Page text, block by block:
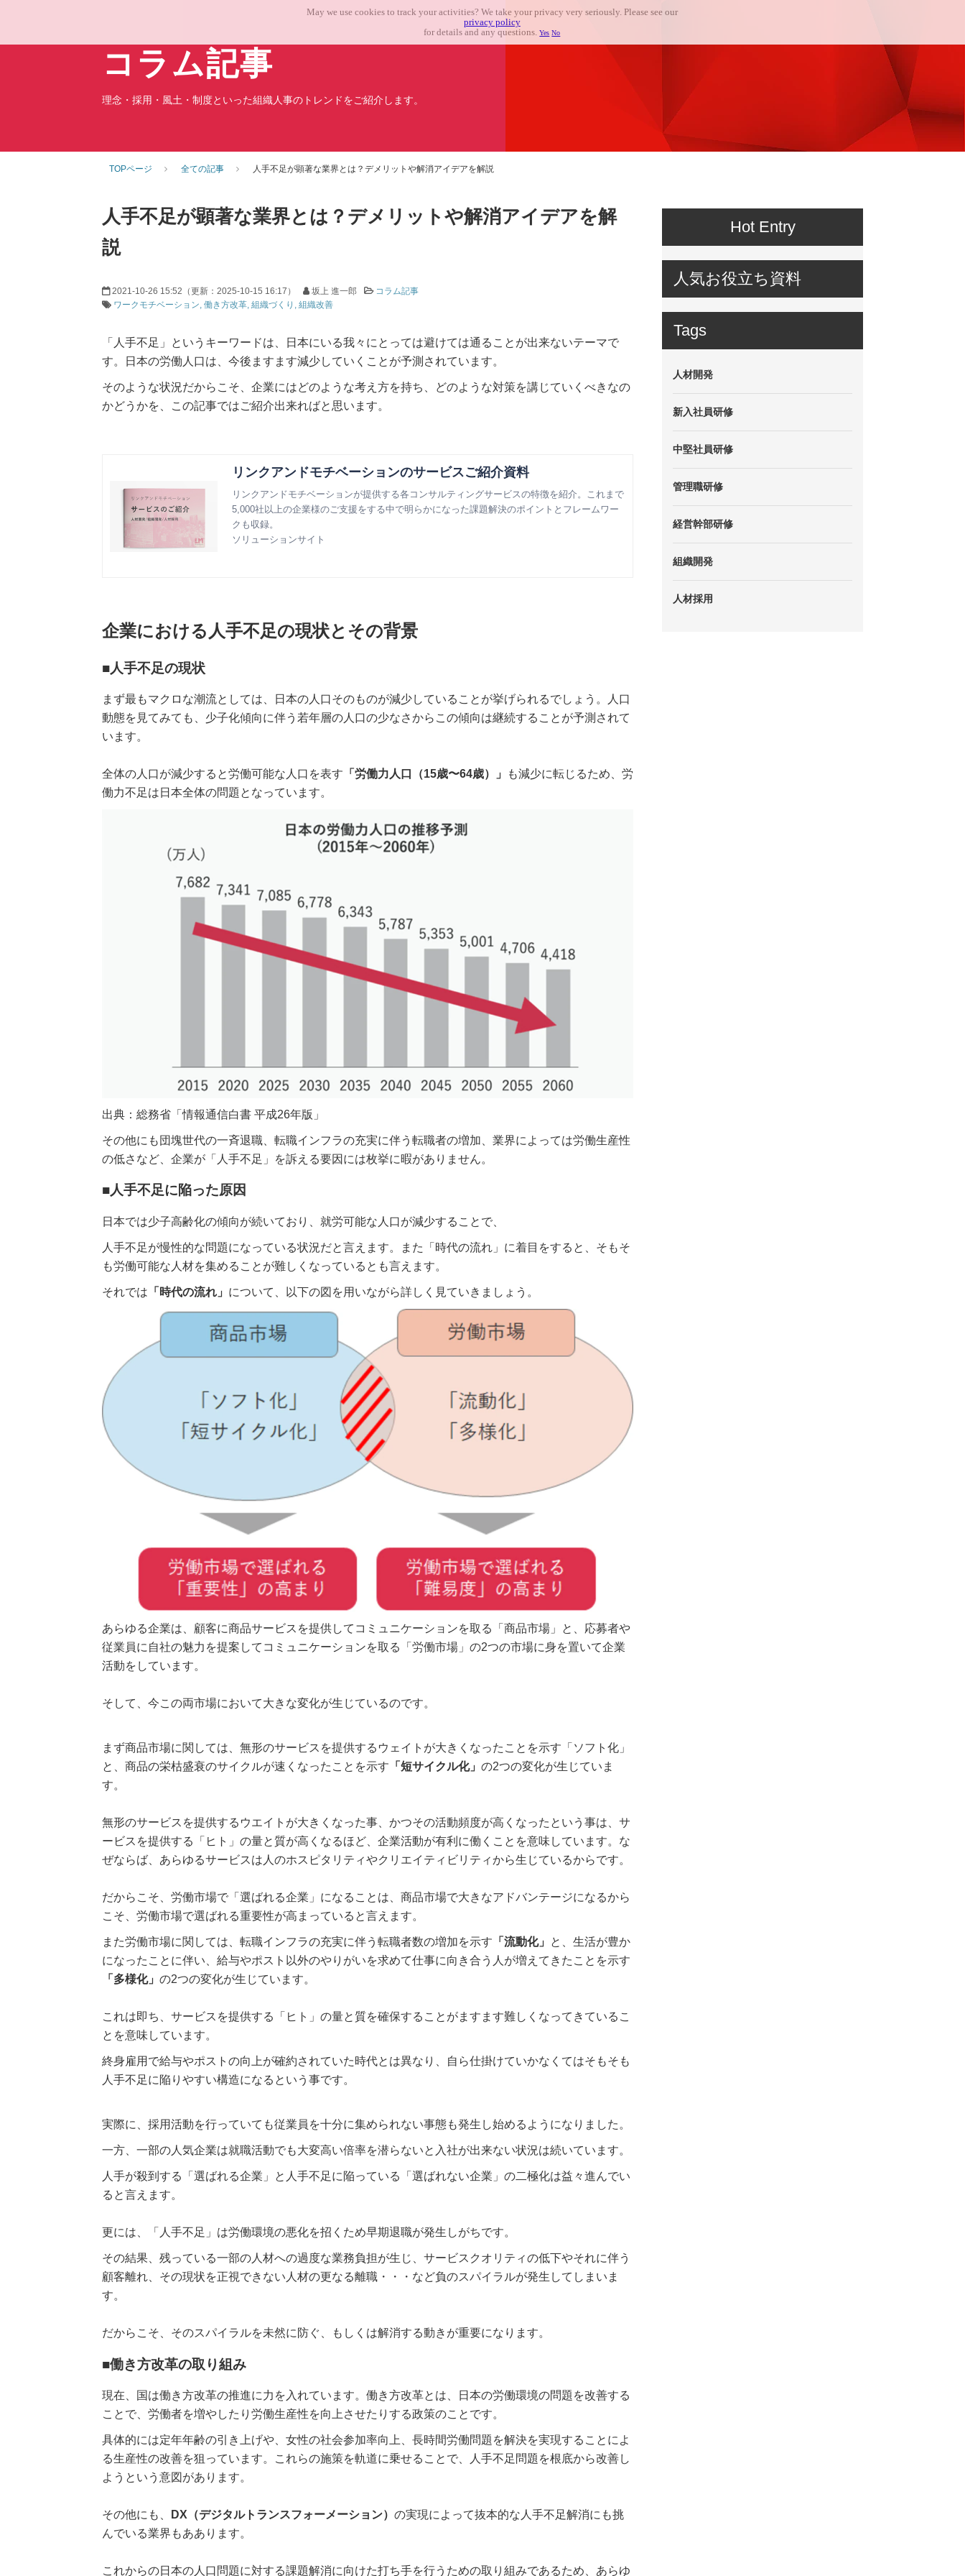
コラム記事
理念・採用・風土・制度といった組織人事のトレンドをご紹介します。
TOPページ 全ての記事 人手不足が顕著な業界とは？デメリットや解消アイデアを解説
人手不足が顕著な業界とは？デメリットや解消アイデアを解
説
2021-10-26 15:52 （更新： 2025-10-15 16:17 ） 坂上 進一郎
コラム記事
ワークモチベーション 働き方改革 組織づくり 組織改善
「人手不足」というキーワードは、日本にいる我々にとっては避けては通ることが出来ないテーマで
す。日本の労働人口は、今後ますます減少していくことが予測されています。
そのような状況だからこそ、企業にはどのような考え方を持ち、どのような対策を講じていくべきなの
かどうかを、この記事ではご紹介出来ればと思います。
リンクアンドモチベーションのサービスご紹介資料
リンクアンドモチベーションが提供する各コンサルティングサービスの特徴を紹介。これまで
5,000社以上の企業様のご支援をする中で明らかになった課題解決のポイントとフレームワー
クも収録。
ソリューションサイト
企業における人手不足の現状とその背景
■人手不足の現状
まず最もマクロな潮流としては、日本の人口そのものが減少していることが挙げられるでしょう。人口
動態を見てみても、少子化傾向に伴う若年層の人口の少なさからこの傾向は継続することが予測されて
います。
全体の人口が減少すると労働可能な人口を表す 「労働力人口（15歳〜64歳）」
も減少に転じるため、労
働力不足は日本全体の問題となっています。
出典：総務省「情報通信白書 平成26年版」
その他にも団塊世代の一斉退職、転職インフラの充実に伴う転職者の増加、業界によっては労働生産性
の低さなど、企業が「人手不足」を訴える要因には枚挙に暇がありません。
■人手不足に陥った原因
日本では少子高齢化の傾向が続いており、就労可能な人口が減少することで、
人手不足が慢性的な問題になっている状況だと言えます。また「時代の流れ」に着目をすると、そもそ
も労働可能な人材を集めることが難しくなっているとも言えます。
それでは 「時代の流れ」 について、以下の図を用いながら詳しく見ていきましょう。
あらゆる企業は、顧客に商品サービスを提供してコミュニケーションを取る「商品市場」と、応募者や
従業員に自社の魅力を提案してコミュニケーションを取る「労働市場」の2つの市場に身を置いて企業
活動をしています。
そして、今この両市場において大きな変化が生じているのです。
まず商品市場に関しては、無形のサービスを提供するウェイトが大きくなったことを示す「ソフト化」
と、商品の栄枯盛衰のサイクルが速くなったことを示す 「短サイクル化」 の2つの変化が生じていま
す。
無形のサービスを提供するウエイトが大きくなった事、かつその活動頻度が高くなったという事は、サ
ービスを提供する「ヒト」の量と質が高くなるほど、企業活動が有利に働くことを意味しています。な
ぜならば、あらゆるサービスは人のホスピタリティやクリエイティビリティから生じているからです。
だからこそ、労働市場で「選ばれる企業」になることは、商品市場で大きなアドバンテージになるから
こそ、労働市場で選ばれる重要性が高まっていると言えます。
また労働市場に関しては、転職インフラの充実に伴う転職者数の増加を示す 「流動化」
と、生活が豊か
になったことに伴い、給与やポスト以外のやりがいを求めて仕事に向き合う人が増えてきたことを示す
「多様化」 の2つの変化が生じています。
これは即ち、サービスを提供する「ヒト」の量と質を確保することがますます難しくなってきているこ
とを意味しています。
終身雇用で給与やポストの向上が確約されていた時代とは異なり、自ら仕掛けていかなくてはそもそも
人手不足に陥りやすい構造になるという事です。
実際に、採用活動を行っていても従業員を十分に集められない事態も発生し始めるようになりました。
一方、一部の人気企業は就職活動でも大変高い倍率を潜らないと入社が出来ない状況は続いています。
人手が殺到する「選ばれる企業」と人手不足に陥っている「選ばれない企業」の二極化は益々進んでい
ると言えます。
更には、「人手不足」は労働環境の悪化を招くため早期退職が発生しがちです。
その結果、残っている一部の人材への過度な業務負担が生じ、サービスクオリティの低下やそれに伴う
顧客離れ、その現状を正視できない人材の更なる離職・・・など負のスパイラルが発生してしまいま
す。
だからこそ、そのスパイラルを未然に防ぐ、もしくは解消する動きが重要になります。
■働き方改革の取り組み
現在、国は働き方改革の推進に力を入れています。働き方改革とは、日本の労働環境の問題を改善する
ことで、労働者を増やしたり労働生産性を向上させたりする政策のことです。
具体的には定年年齢の引き上げや、女性の社会参加率向上、長時間労働問題を解決を実現することによ
る生産性の改善を狙っています。これらの施策を軌道に乗せることで、人手不足問題を根底から改善し
ようという意図があります。
その他にも、 DX（デジタルトランスフォーメーション） の実現によって抜本的な人手不足解消にも挑
んでいる業界もああります。
これからの日本の人口問題に対する課題解消に向けた打ち手を行うための取り組みであるため、あらゆ
Hot Entry
人気お役立ち資料
Tags
人材開発
新入社員研修
中堅社員研修
管理職研修
経営幹部研修
組織開発
人材採用
May we use cookies to track your activities? We take your privacy very seriously. Please see our
privacy policy
for details and any questions.Yes No